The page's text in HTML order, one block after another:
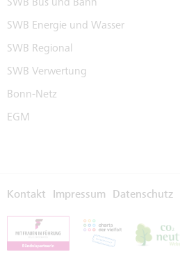
SWB Bus und Bahn
SWB Energie und Wasser
SWB Regional
SWB Verwertung
Bonn-Netz
EGM
Kontakt Impressum Datenschutz